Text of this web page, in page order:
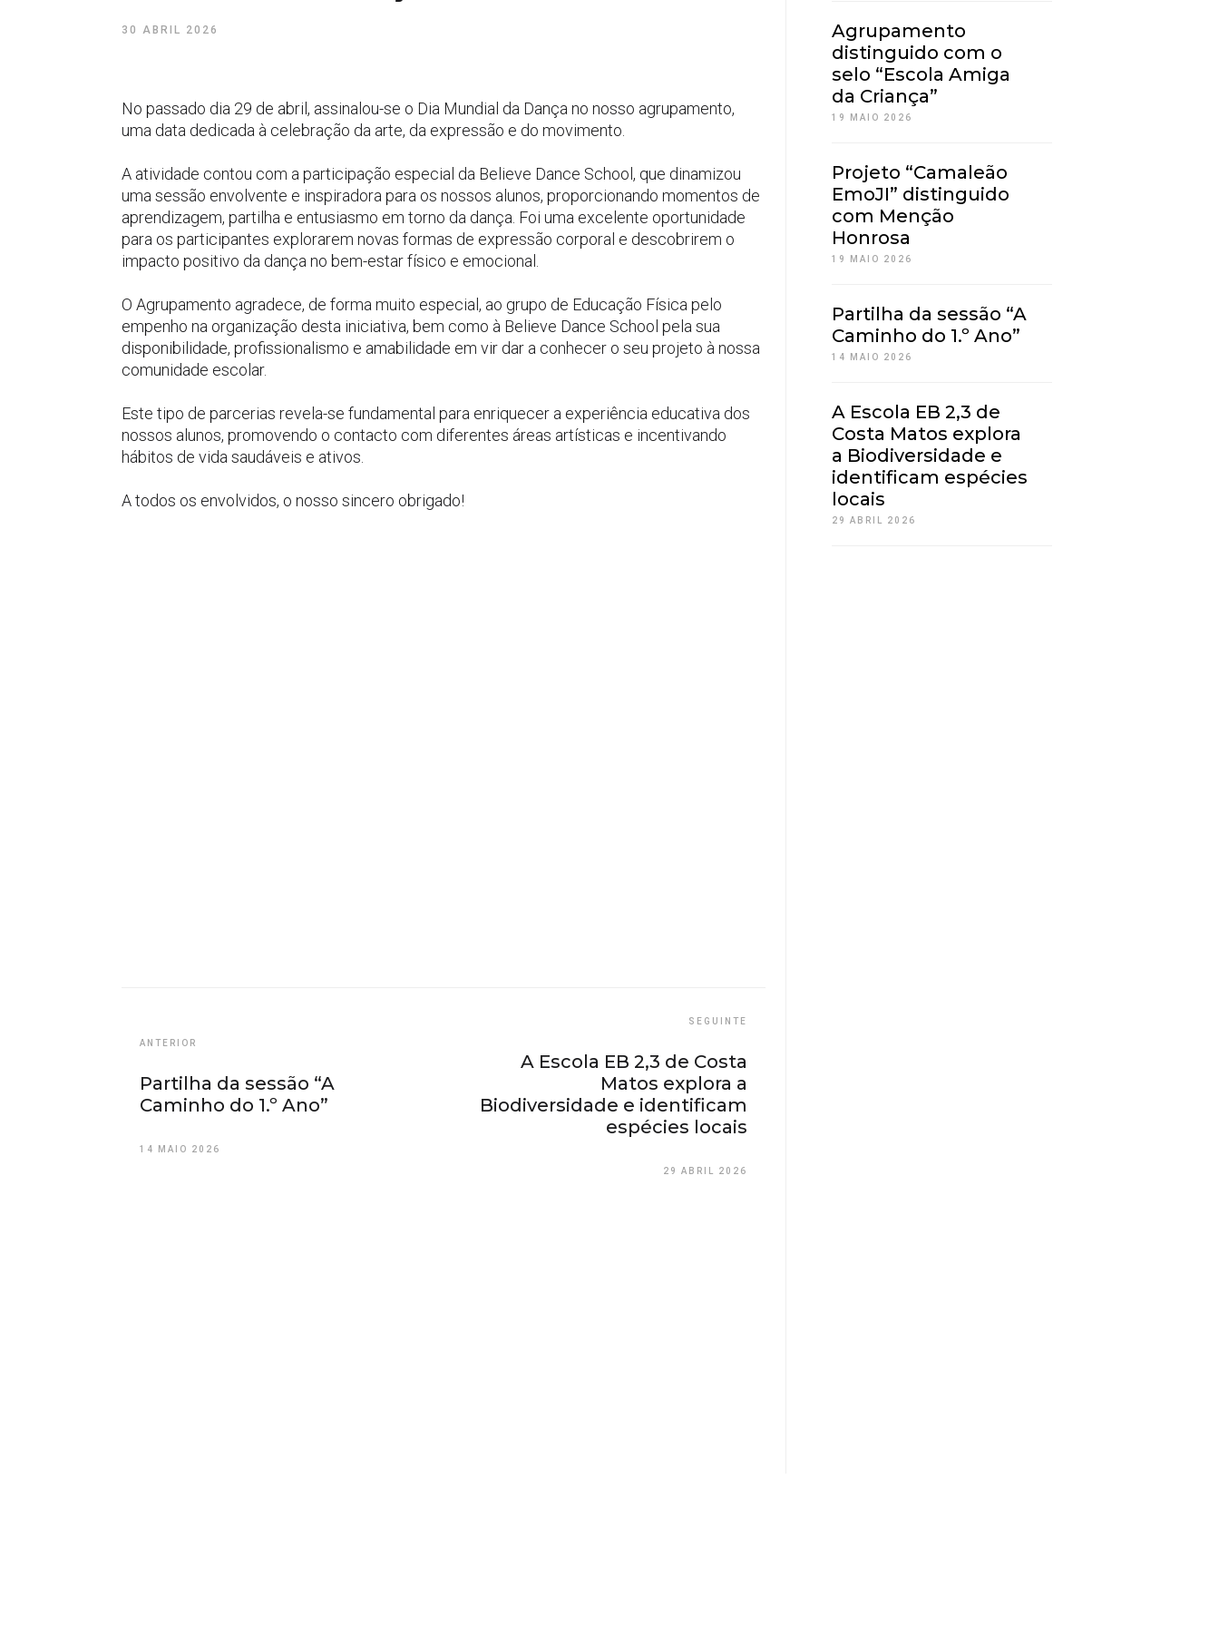
30 ABRIL 2026
No passado dia 29 de abril, assinalou-se o Dia Mundial da Dança no nosso agrupamento,
uma data dedicada à celebração da arte, da expressão e do movimento.
A atividade contou com a participação especial da Believe Dance School, que dinamizou
uma sessão envolvente e inspiradora para os nossos alunos, proporcionando momentos de
aprendizagem, partilha e entusiasmo em torno da dança. Foi uma excelente oportunidade
para os participantes explorarem novas formas de expressão corporal e descobrirem o
impacto positivo da dança no bem-estar físico e emocional.
O Agrupamento agradece, de forma muito especial, ao grupo de Educação Física pelo
empenho na organização desta iniciativa, bem como à Believe Dance School pela sua
disponibilidade, profissionalismo e amabilidade em vir dar a conhecer o seu projeto à nossa
comunidade escolar.
Este tipo de parcerias revela-se fundamental para enriquecer a experiência educativa dos
nossos alunos, promovendo o contacto com diferentes áreas artísticas e incentivando
hábitos de vida saudáveis e ativos.
A todos os envolvidos, o nosso sincero obrigado!
ANTERIOR
Partilha da sessão “A
Caminho do 1.º Ano”
14 MAIO 2026
SEGUINTE
A Escola EB 2,3 de Costa
Matos explora a
Biodiversidade e identificam
espécies locais
29 ABRIL 2026
Agrupamento
distinguido com o
selo “Escola Amiga
da Criança”
19 MAIO 2026
Projeto “Camaleão
EmoJI” distinguido
com Menção
Honrosa
19 MAIO 2026
Partilha da sessão “A
Caminho do 1.º Ano”
14 MAIO 2026
A Escola EB 2,3 de
Costa Matos explora
a Biodiversidade e
identificam espécies
locais
29 ABRIL 2026